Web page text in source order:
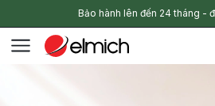
Bảo hành lên đến 24 tháng -